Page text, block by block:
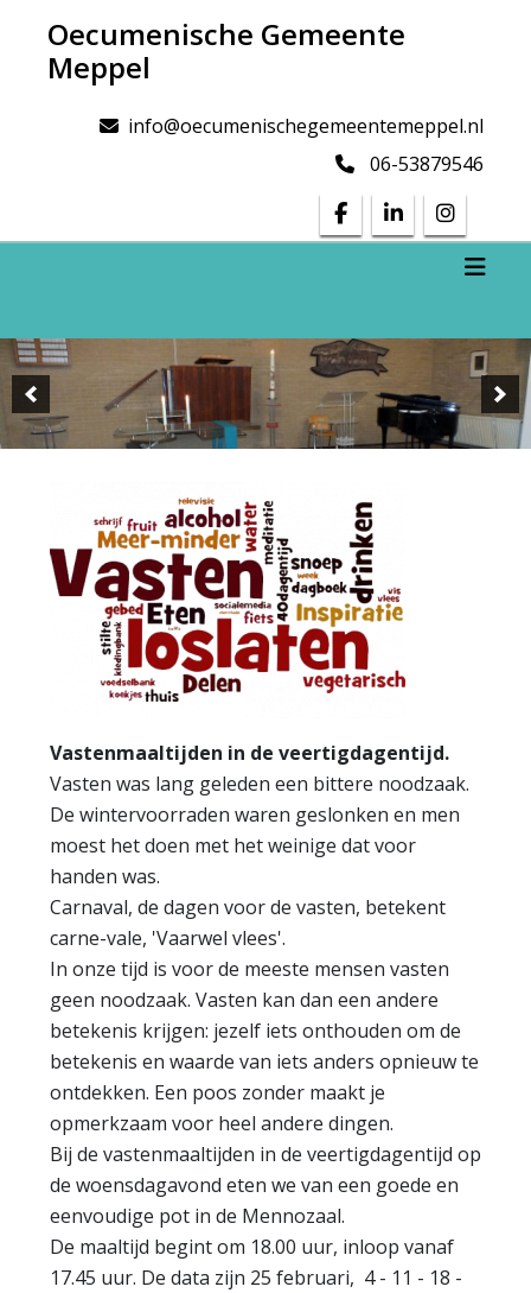
inhoud
Oecumenische Gemeente
Meppel
info@oecumenischegemeentemeppel.nl
06-53879546
Vastenmaaltijden in de veertigdagentijd.
Vasten was lang geleden een bittere noodzaak.
De wintervoorraden waren geslonken en men
moest het doen met het weinige dat voor
handen was.
Carnaval, de dagen voor de vasten, betekent
carne-vale, 'Vaarwel vlees'.
In onze tijd is voor de meeste mensen vasten
geen noodzaak. Vasten kan dan een andere
betekenis krijgen: jezelf iets onthouden om de
betekenis en waarde van iets anders opnieuw te
ontdekken. Een poos zonder maakt je
opmerkzaam voor heel andere dingen.
Bij de vastenmaaltijden in de veertigdagentijd op
de woensdagavond eten we van een goede en
eenvoudige pot in de Mennozaal.
De maaltijd begint om 18.00 uur, inloop vanaf
17.45 uur. De data zijn 25 februari, 4 - 11 - 18 -